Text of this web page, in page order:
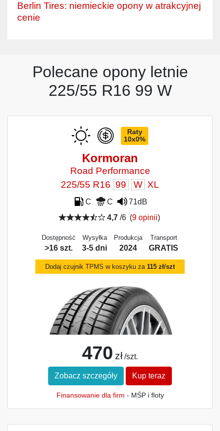
Berlin Tires: niemieckie opony w atrakcyjnej
cenie
Polecane opony letnie
225/55 R16 99 W
Raty
10x0%
Kormoran
Road Performance
225/55 R16 99 W XL
C C
71dB
4,7 /6 (9 opinii)
Dostępność
>16 szt.
Wysyłka
3-5 dni
Produkcja
2024
Transport
GRATIS
Dodaj czujnik TPMS w koszyku za 115 zł/szt
470 zł /szt.
Zobacz szczegóły Kup teraz
Finansowanie dla firm - MŚP i floty